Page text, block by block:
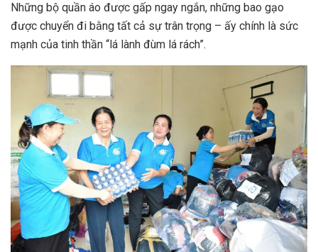
Những bộ quần áo được gấp ngay ngắn, những bao gạo
được chuyển đi bằng tất cả sự trân trọng – ấy chính là sức
mạnh của tinh thần “lá lành đùm lá rách”.